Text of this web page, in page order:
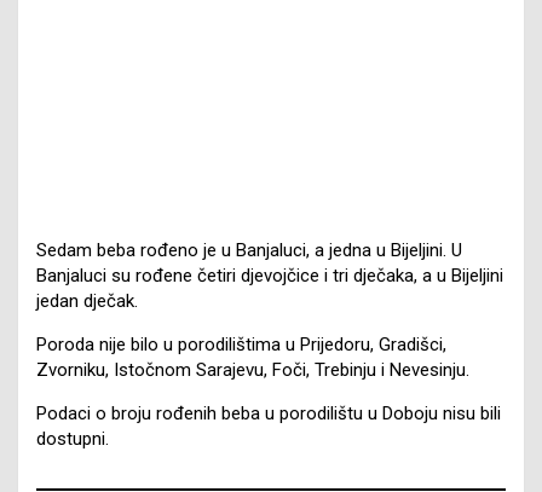
Sedam beba rođeno je u Banjaluci, a jedna u Bijeljini. U
Banjaluci su rođene četiri djevojčice i tri dječaka, a u Bijeljini
jedan dječak.
Poroda nije bilo u porodilištima u Prijedoru, Gradišci,
Zvorniku, Istočnom Sarajevu, Foči, Trebinju i Nevesinju.
Podaci o broju rođenih beba u porodilištu u Doboju nisu bili
dostupni.